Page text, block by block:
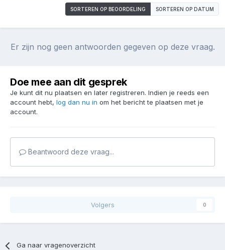
SORTEREN OP BEOORDELING SORTEREN OP DATUM
Er zijn nog geen antwoorden gegeven op deze vraag.
Doe mee aan dit gesprek
Je kunt dit nu plaatsen en later registreren. Indien je reeds een
account hebt, log dan nu in om het bericht te plaatsen met je
account.
Beantwoord deze vraag...
Volgers 0
Ga naar vragenoverzicht